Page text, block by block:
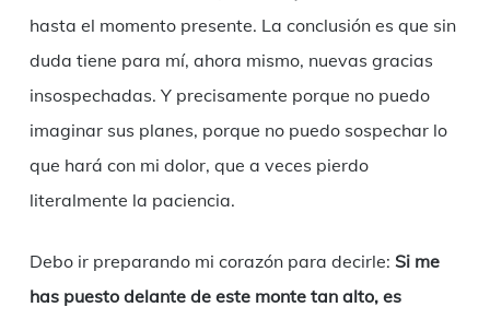
hasta el momento presente. La conclusión es que sin
duda tiene para mí, ahora mismo, nuevas gracias
insospechadas. Y precisamente porque no puedo
imaginar sus planes, porque no puedo sospechar lo
que hará con mi dolor, que a veces pierdo
literalmente la paciencia.
Debo ir preparando mi corazón para decirle: Si me
has puesto delante de este monte tan alto, es